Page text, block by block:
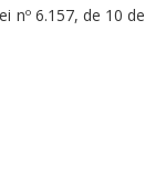
nº 6.157, de 10 de